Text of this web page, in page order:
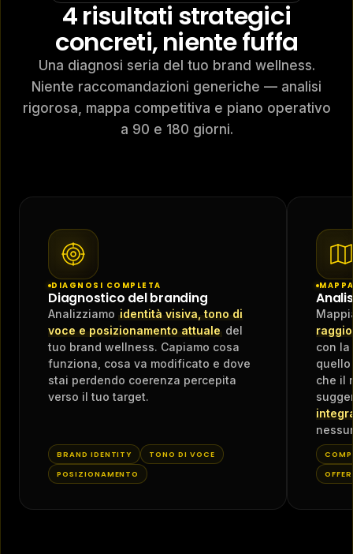
RICERCA SCALING
Profondità analisi 92%
IMPIANTO MISURAZIONE
AUTOMAZIONE
4 risultati strategici
concreti, niente fuffa
Una diagnosi seria del tuo brand wellness.
Niente raccomandazioni generiche — analisi
rigorosa, mappa competitiva e piano operativo
a 90 e 180 giorni.
DIAGNOSI COMPLETA
Diagnostico del branding
Analizziamo identità visiva, tono di
voce e posizionamento attuale del
tuo brand wellness. Capiamo cosa
funziona, cosa va modificato e dove
stai perdendo coerenza percepita
verso il tuo target.
BRAND IDENTITY
TONO DI VOCE
POSIZIONAMENTO
con
che il